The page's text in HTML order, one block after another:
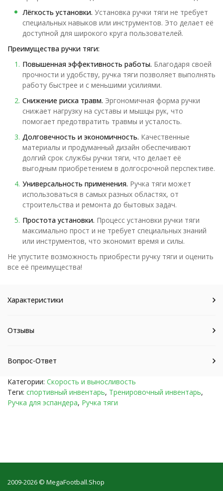
Лёгкость установки. Установка ручки тяги не требует
специальных навыков или инструментов. Это делает её
доступной для широкого круга пользователей.
Преимущества ручки тяги:
Повышенная эффективность работы. Благодаря своей
прочности и удобству, ручка тяги позволяет выполнять
работу быстрее и с меньшими усилиями.
Снижение риска травм. Эргономичная форма ручки
снижает нагрузку на суставы и мышцы рук, что
помогает предотвратить травмы и усталость.
Долговечность и экономичность. Качественные
материалы и продуманный дизайн обеспечивают
долгий срок службы ручки тяги, что делает её
выгодным приобретением в долгосрочной перспективе.
Универсальность применения. Ручка тяги может
использоваться в самых разных областях, от
строительства и ремонта до бытовых задач.
Простота установки. Процесс установки ручки тяги
максимально прост и не требует специальных знаний
или инструментов, что экономит время и силы.
Не упустите возможность приобрести ручку тяги и оценить
все её преимущества!
Характеристики
Отзывы
Вопрос-Ответ
Категории: Скорость и выносливость
Теги: спортивный инвентарь, Тренировочный инвентарь,
Ручка для эспандера, Ручка тяги
2009-2026 © MegaFootball.Shop